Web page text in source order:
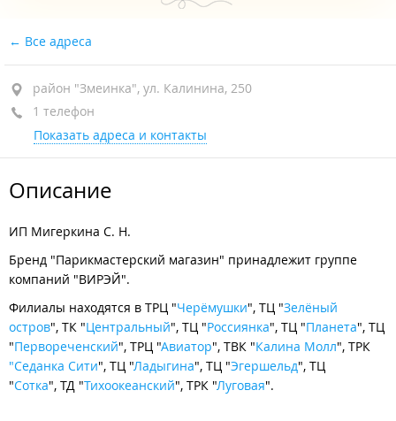
Все адреса
район "Змеинка", ул. Калинина, 250
1 телефон
Показать адреса и контакты
Описание
ИП Мигеркина С. Н.
Бренд "Парикмастерский магазин" принадлежит группе
компаний "ВИРЭЙ".
Филиалы находятся в ТРЦ "Черёмушки", ТЦ "Зелёный
остров", ТК "Центральный", ТЦ "Россиянка", ТЦ "Планета", ТЦ
"Первореченский", ТРЦ "Авиатор", ТВК "Калина Молл", ТРК
"Седанка Сити", ТЦ "Ладыгина", ТЦ "Эгершельд", ТЦ
"Сотка", ТД "Тихоокеанский", ТРК "Луговая".